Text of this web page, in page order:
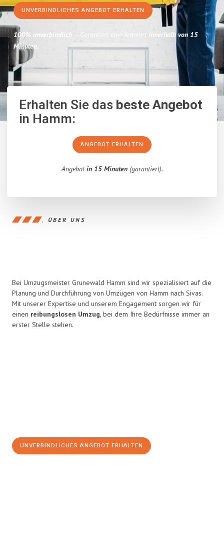
UNVERBINDLICHES ANGEBOT ERHALTEN
100% unverbindlich – Garantiert eine Antwort innerhalb von 15
Minuten.
Erhalten Sie dasbeste Angebot
in Hamm:
ANGEBOT ERHALTEN
Angebotin 15 Minuten(garantiert).
ÜBER UNS
Bei Umzugsmeister Grunewald Hamm sind wir spezialisiert auf die
Planung und Durchführung von Umzügen von Hamm nach Sivas.
Mit unserer Expertise und unserem Engagement sorgen wir für
einen reibungslosen Umzug, bei dem Ihre Bedürfnisse immer an
erster Stelle stehen.
UNVERBINDLICHES ANGEBOT ERHALTEN